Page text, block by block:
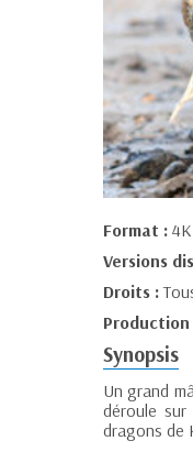
Format : 4K
Versions
Droits :
Production
Synopsis
Un grand
déroule
dragons de